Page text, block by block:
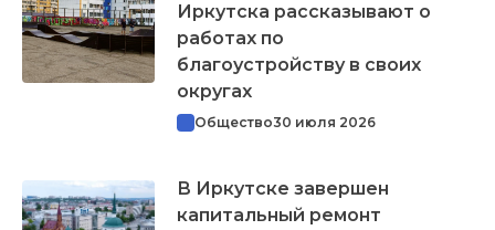
Иркутска рассказывают о
работах по
благоустройству в своих
округах
Общество30 июля 2026
В Иркутске завершен
капитальный ремонт